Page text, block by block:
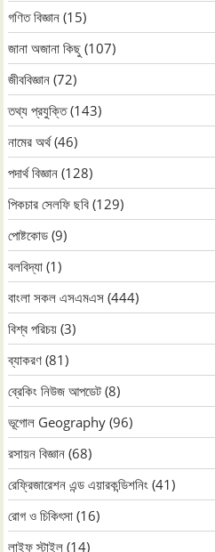
গণিত বিজ্ঞান (15)
জানা অজানা কিছু (107)
জীববিজ্ঞান (72)
তথ্য প্রযুক্তি(143)
নামের অর্থ(46)
পদার্থ বিজ্ঞান (128)
পিকচার সেলফি ছবি (129)
পোষ্টকোড (9)
বলবিদ্যা (1)
বাংলা সকল এসএমএস (444)
বিশ্ব পরিচয় (3)
ব্যাকরণ (81)
ব্রেকিং নিউজ আপডেট (8)
ভূগোল Geography (96)
রসায়ন বিজ্ঞান (68)
রেফ্রিজারেশন এন্ড এয়ারকন্ডিশনিং (41)
রোগ ও চিকিৎসা (16)
লাইফ স্টাইল (14)